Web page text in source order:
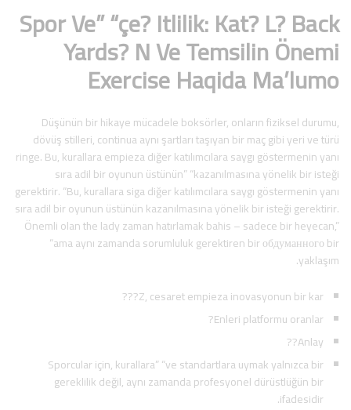
Spor Ve” “çe? Itlilik: Kat? L? Back
Yards? N Ve Temsilin Önemi
Exercise Haqida Ma’lumo
Düşünün bir hikaye mücadele boksörler, onların fiziksel durumu,
dövüş stilleri, continua aynı şartları taşıyan bir maç gibi yeri ve türü
ringe. Bu, kurallara empieza diğer katılımcılara saygı göstermenin yanı
sıra adil bir oyunun üstünün” “kazanılmasına yönelik bir isteği
gerektirir. “Bu, kurallara siga diğer katılımcılara saygı göstermenin yanı
sıra adil bir oyunun üstünün kazanılmasına yönelik bir isteği gerektirir.
Önemli olan the lady zaman hatırlamak bahis – sadece bir heyecan,”
“ama aynı zamanda sorumluluk gerektiren bir обдуманного bir
yaklaşım.
Z, cesaret empieza inovasyonun bir kar???
Enleri platformu oranlar?
Anlay??
Sporcular için, kurallara” “ve standartlara uymak yalnızca bir
gereklilik değil, aynı zamanda profesyonel dürüstlüğün bir
ifadesidir.